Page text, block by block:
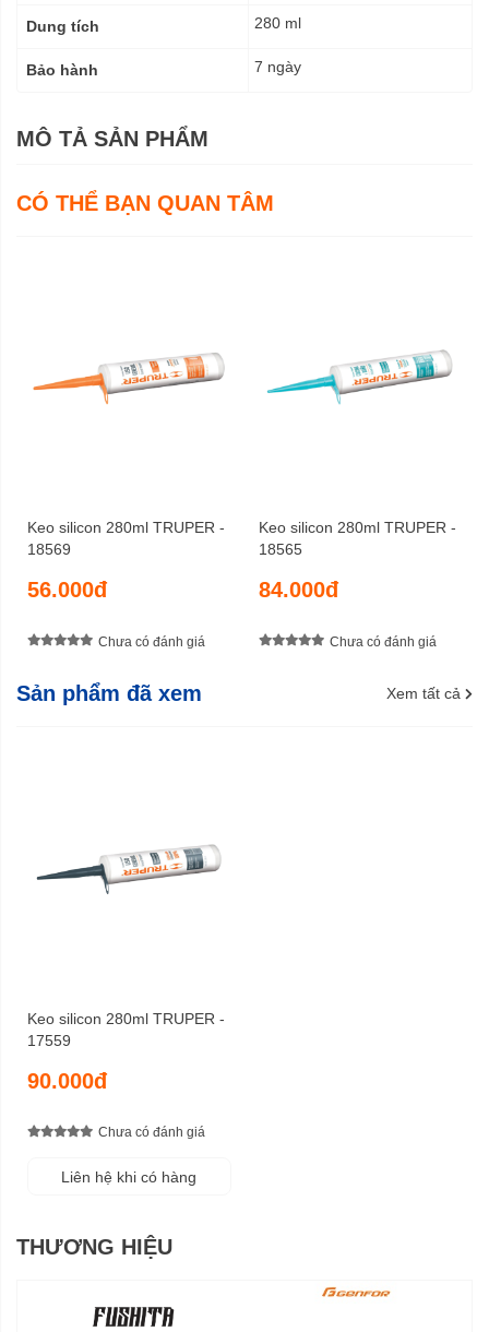
Dung tích 280 ml
Bảo hành 7 ngày
MÔ TẢ SẢN PHẨM
CÓ THỂ BẠN QUAN TÂM
Keo silicon 280ml TRUPER -
18569
56.000đ
Chưa có đánh giá
Keo silicon 280ml TRUPER -
18565
84.000đ
Chưa có đánh giá
Sản phẩm đã xem Xem tất cả
Keo silicon 280ml TRUPER -
17559
90.000đ
Chưa có đánh giá
Liên hệ khi có hàng
THƯƠNG HIỆU